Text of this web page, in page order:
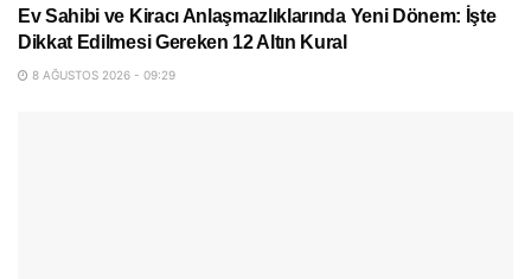
Ev Sahibi ve Kiracı Anlaşmazlıklarında Yeni Dönem: İşte
Dikkat Edilmesi Gereken 12 Altın Kural
8 AĞUSTOS 2026 - 09:29